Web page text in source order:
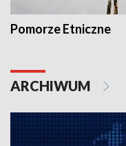
Pomorze Etniczne
ARCHIWUM